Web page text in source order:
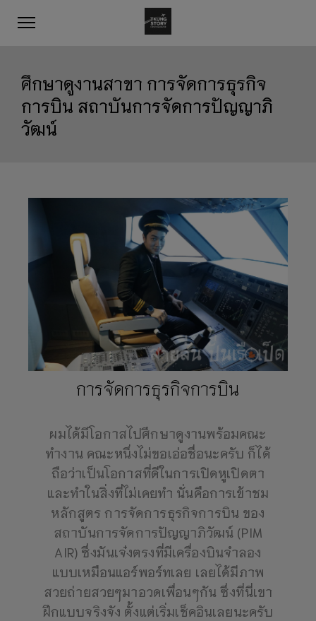
ศึกษาดูงานสาขา การจัดการธุรกิจ
การบิน สถาบันการจัดการปัญญาภิ
วัฒน์
การจัดการธุรกิจการบิน
ผมได้มีโอกาสไปศึกษาดูงานพร้อมคณะ
ทำงาน คณะหนึ่งไม่ขอเอ่อชื่อนะครับ ก็ได้
ถือว่าเป็นโอกาสที่ดีในการเปิดหูเปิดตา
และทำในสิ่งที่ไม่เคยทำ นั่นคือการเข้าชม
หลักสูตร การจัดการธุรกิจการบิน ของ
สถาบันการจัดการปัญญาภิวัฒน์ (PIM
AIR) ซึ่งมันเจ๋งตรงที่มีเครื่องบินจำลอง
แบบเหมือนแอร์พอร์ทเลย เลยได้มีภาพ
สวยถ่ายสวยๆมาอวดเพื่อนๆกัน ซึ่งที่นี่เขา
ฝึกแบบจริงจัง ตั้งแต่เริ่มเช็คอินเลยนะครับ